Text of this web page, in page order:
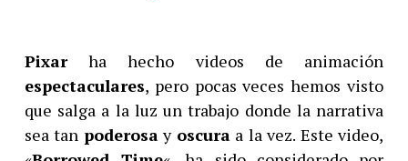
Pixarha hecho videos de animación
espectaculares, pero pocas veces hemos visto
que salga a la luz un trabajo donde la narrativa
sea tan poderosay oscuraa la vez. Este video,